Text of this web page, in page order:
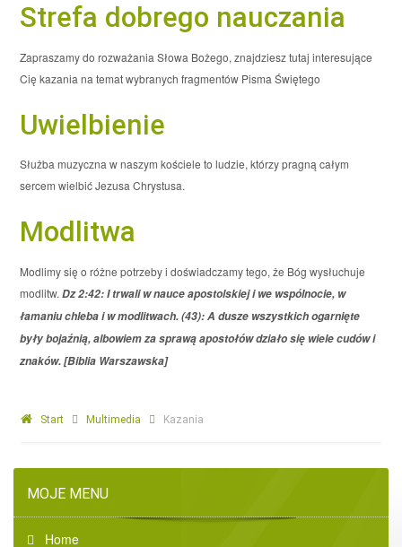
Strefa dobrego nauczania
Zapraszamy do rozważania Słowa Bożego, znajdziesz tutaj interesujące
Cię kazania na temat wybranych fragmentów Pisma Świętego
Uwielbienie
Służba muzyczna w naszym kościele to ludzie, którzy pragną całym
sercem wielbić Jezusa Chrystusa.
Modlitwa
Modlimy się o różne potrzeby i doświadczamy tego, że Bóg wysłuchuje
modlitw. Dz 2:42: I trwali w nauce apostolskiej i we wspólnocie, w
łamaniu chleba i w modlitwach. (43): A dusze wszystkich ogarnięte
były bojaźnią, albowiem za sprawą apostołów działo się wiele cudów i
znaków. [Biblia Warszawska]
Start Multimedia Kazania
MOJE MENU
Home